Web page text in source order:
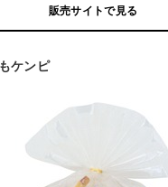
販売サイトで見る
ケンピ